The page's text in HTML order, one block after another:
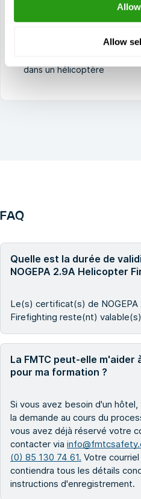
Allow
dans un hélicoptère
FAQ
Quelle est la durée de
NOGEPA 2.9A Helicopter
Le(s) certificat(s) de NOGEPA
Firefighting reste(nt)
La FMTC peut-elle m'aider
pour ma formation ?
Si vous avez besoin d'un
la demande au cours du
vous avez déjà réservé votre
contacter via
(0) 85 130 74 61. Votre
contiendra tous les détails
instructions d'enregistrement.